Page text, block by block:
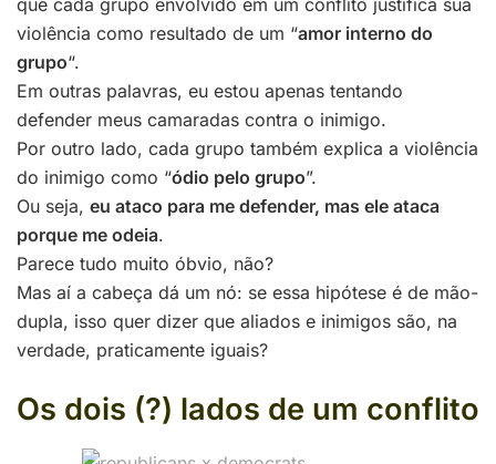
que cada grupo envolvido em um conflito justifica sua
violência como resultado de um “amor interno do
grupo“.
Em outras palavras, eu estou apenas tentando
defender meus camaradas contra o inimigo.
Por outro lado, cada grupo também explica a violência
do inimigo como “ódio pelo grupo”.
Ou seja, eu ataco para me defender, mas ele ataca
porque me odeia.
Parece tudo muito óbvio, não?
Mas aí a cabeça dá um nó: se essa hipótese é de mão-
dupla, isso quer dizer que aliados e inimigos são, na
verdade, praticamente iguais?
Os dois (?) lados de um conflito